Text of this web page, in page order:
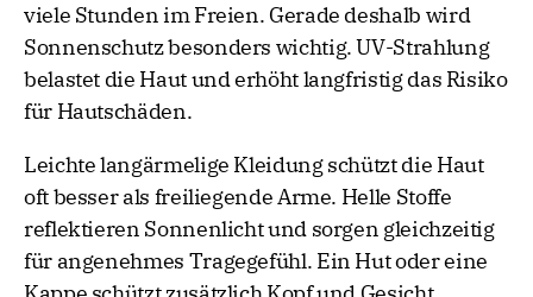
viele Stunden im Freien. Gerade deshalb wird
Sonnenschutz besonders wichtig. UV-Strahlung
belastet die Haut und erhöht langfristig das Risiko
für Hautschäden.
Leichte langärmelige Kleidung schützt die Haut
oft besser als freiliegende Arme. Helle Stoffe
reflektieren Sonnenlicht und sorgen gleichzeitig
für angenehmes Tragegefühl. Ein Hut oder eine